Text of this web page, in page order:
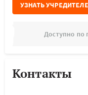
УЗНАТЬ
Доступно по
Контакты